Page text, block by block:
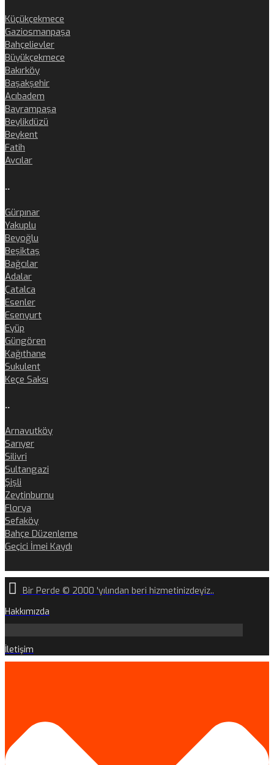
Küçükçekmece
Gaziosmanpaşa
Bahçelievler
Büyükçekmece
Bakırköy
Başakşehir
Acıbadem
Bayrampaşa
Beylikdüzü
Beykent
Fatih
Avcılar
..
Gürpınar
Yakuplu
Beyoğlu
Beşiktaş
Bağcılar
Adalar
Çatalca
Esenler
Esenyurt
Eyüp
Güngören
Kağıthane
Sukulent
Keçe Saksı
..
Arnavutköy
Sarıyer
Silivri
Sultangazi
Şişli
Zeytinburnu
Florya
Sefaköy
Bahçe Düzenleme
Geçici İmei Kaydı
Bir Perde © 2000 'yılından beri hizmetinizdeyiz..
Hakkımızda
İletişim